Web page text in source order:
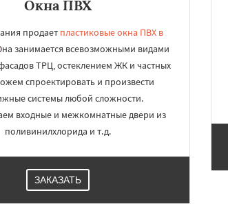
Окна ПВХ
продает пластиковые окна ПВХ в
занимается всевозможными видами
ТРЦ, остеклением ЖК и частных
спроектировать и произвести
системы любой сложности.
входные и межкомнатные двери из
поливинилхлорида и т.д.
ЗАКАЗАТЬ